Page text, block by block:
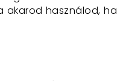
akarod használod, ha